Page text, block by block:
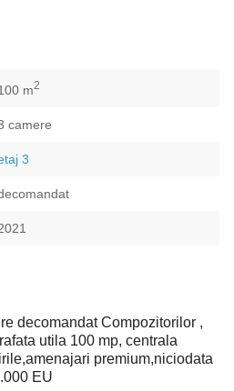
m2
camere
3
decomandat Compozitorilor ,
utila 100 mp, centrala
premium,niciodata
EU